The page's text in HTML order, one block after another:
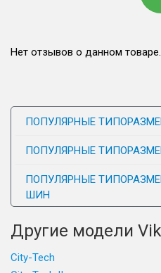
Нет отзывов о данном товаре.
ПОПУЛЯРНЫЕ
ПОПУЛЯРНЫЕ
ПОПУЛЯРНЫЕ
ШИН
Другие модели
City-Tech